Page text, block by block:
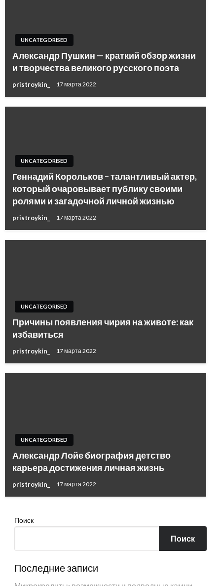
UNCATEGORISED
Александр Пушкин — краткий обзор жизни
и творчества великого русского поэта
pristroykin_ 17 марта 2022
UNCATEGORISED
Геннадий Корольков – талантливый актер,
который очаровывает публику своими
ролями и загадочной личной жизнью
pristroykin_ 17 марта 2022
UNCATEGORISED
Причины появления чирия на животе: как
избавиться
pristroykin_ 17 марта 2022
UNCATEGORISED
Александр Лойе биография детство
карьера достижения личная жизнь
pristroykin_ 17 марта 2022
Поиск
Поиск
Последние записи